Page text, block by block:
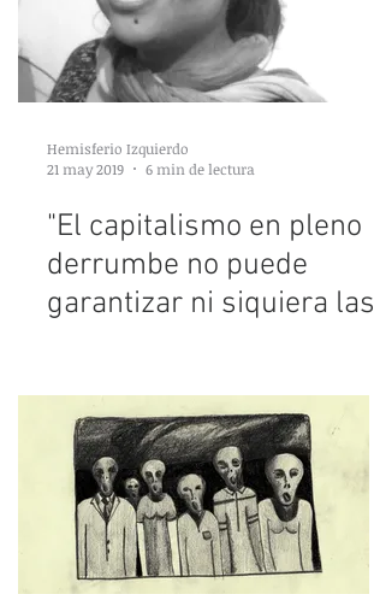
Hemisferio Izquierdo
21 may 2019
6 min de lectura
"El capitalismo en pleno
derrumbe no puede
garantizar ni siquiera las